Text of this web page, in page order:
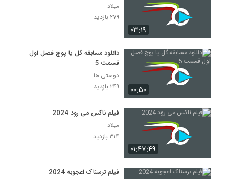
۰۳:۱۹
میلاد
۲۷۹ بازدید
۰۰:۵۰
دانلود مسابقه گل یا پوچ فصل اول
قسمت 5
دوستی ها
۲۴۹ بازدید
۰۱:۴۷:۴۹
فیلم ناکس می رود 2024
میلاد
۳۱۴ بازدید
فیلم ترسناک اعجوبه 2024